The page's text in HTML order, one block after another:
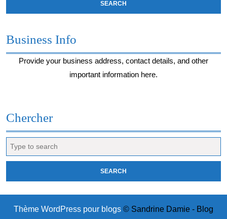
Business Info
Provide your business address, contact details, and other
important information here.
Chercher
for:
Thème WordPress pour blogs © Sandrine Damie - Blog